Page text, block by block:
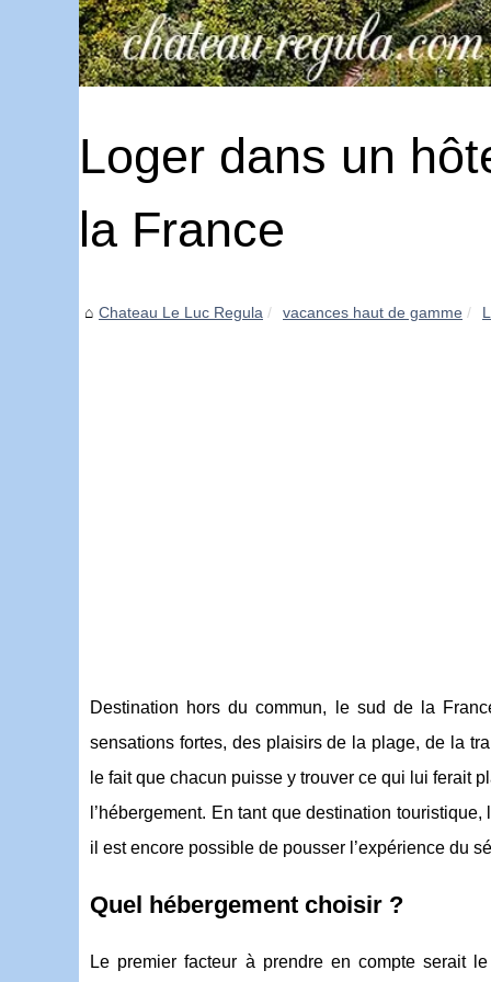
Loger dans un
la France
Chateau Le Luc Regula vacances haut de gamme
Destination hors du commun, le sud de la
sensations fortes, des plaisirs de la plage, de la
le fait que chacun puisse y trouver ce qui lui ferait
l’hébergement. En tant que destination
il est encore possible de pousser l’expérience du
Quel hébergement choisir ?
Le premier facteur à prendre en compte serait